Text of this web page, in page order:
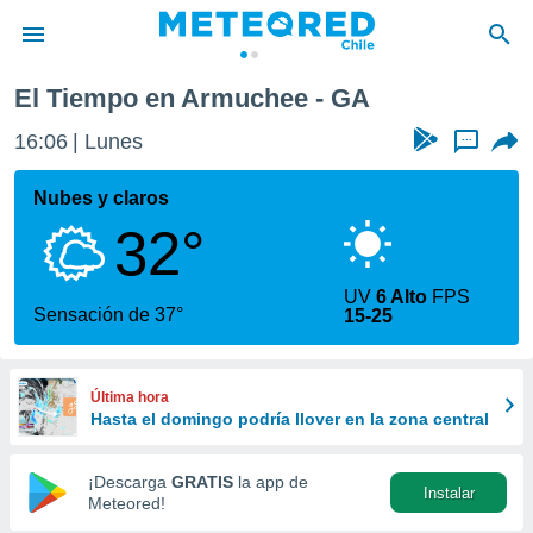
de
por
que se
calidad.
a este
las
y
forma
digital
basada
El Tiempo en Armuchee - GA
16:06 Lunes ...
Nubes y claros
32°
Sensación de 37°
UV6 Alto FPS
15-25
Última hora
Hasta el domingo podría llover en la zona central
¡Descarga GRATIS la app de
Meteored!
Instalar